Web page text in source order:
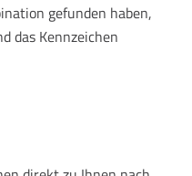
gefunden haben,
das Kennzeichen